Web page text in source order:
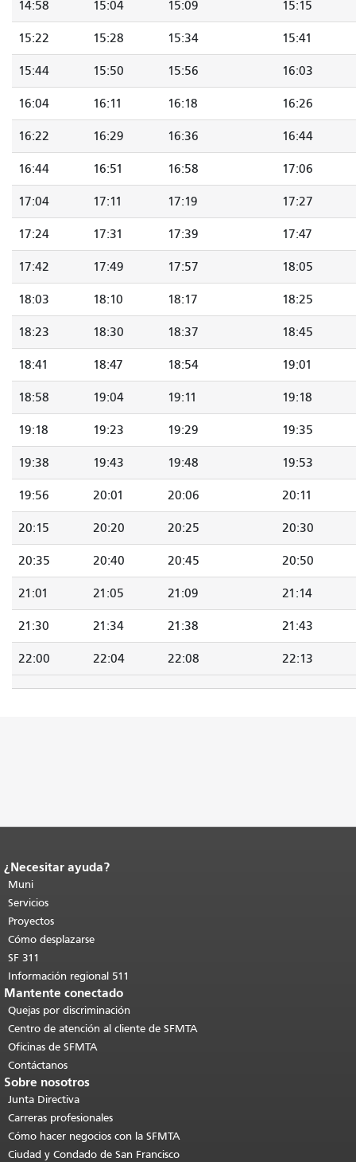
14:58 15:04 15:09 15:15
15:22 15:28 15:34 15:41
15:44 15:50 15:56 16:03
16:04 16:11 16:18 16:26
16:22 16:29 16:36 16:44
16:44 16:51 16:58 17:06
17:04 17:11 17:19 17:27
17:24 17:31 17:39 17:47
17:42 17:49 17:57 18:05
18:03 18:10 18:17 18:25
18:23 18:30 18:37 18:45
18:41 18:47 18:54 19:01
18:58 19:04 19:11 19:18
19:18 19:23 19:29 19:35
19:38 19:43 19:48 19:53
19:56 20:01 20:06 20:11
20:15 20:20 20:25 20:30
20:35 20:40 20:45 20:50
21:01 21:05 21:09 21:14
21:30 21:34 21:38 21:43
22:00 22:04 22:08 22:13
Fin del contenido de la página.
de esta página se repite en todas las
páginas.Volver al principio del
contenido principal
¿Necesitar ayuda?
Muni
Servicios
Proyectos
Cómo desplazarse
SF 311
Información regional 511
Mantente conectado
Quejas por discriminación
Centro de atención al cliente de SFMTA
Oficinas de SFMTA
Contáctanos
Sobre nosotros
Junta Directiva
Carreras profesionales
Cómo hacer negocios con la SFMTA
Ciudad y Condado de San Francisco